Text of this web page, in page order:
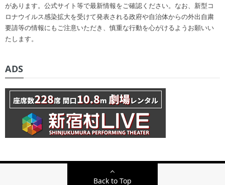
があります。公式サイト等で最新情報をご確認ください。なお、新型コ
ロナウイルス感染拡大を受けて発表される政府や自治体からの外出自粛
要請等の情報にもご注意いただき、慎重な行動を心がけるようお願いい
たします。
ADS
Back to Top